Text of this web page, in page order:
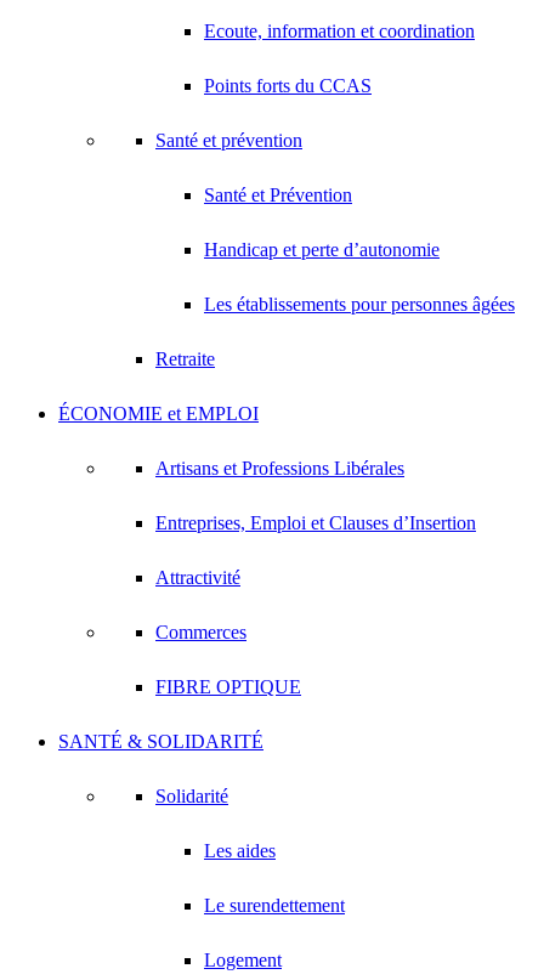
Ecoute, information et coordination
Points forts du CCAS
Santé et prévention
Santé et Prévention
Handicap et perte d’autonomie
Les établissements pour personnes âgées
Retraite
ÉCONOMIE et EMPLOI
Artisans et Professions Libérales
Entreprises, Emploi et Clauses d’Insertion
Attractivité
Commerces
FIBRE OPTIQUE
SANTÉ & SOLIDARITÉ
Solidarité
Les aides
Le surendettement
Logement